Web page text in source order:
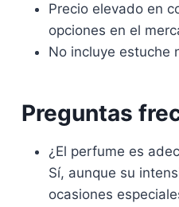
Precio elevado en
opciones en el
No incluye estuche
Preguntas
¿El perfume es
Sí, aunque su
ocasiones